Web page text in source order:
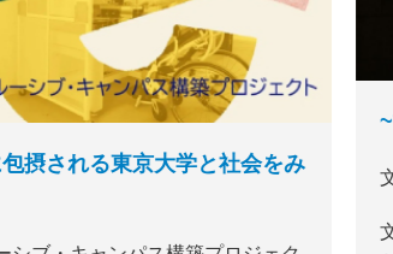
される東京大学と社会をみ
~
文
文